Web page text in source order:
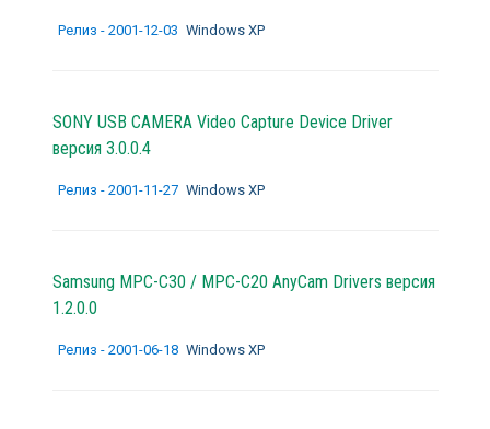
Релиз - 2001-12-03 Windows XP
SONY USB CAMERA Video Capture Device Driver
версия 3.0.0.4
Релиз - 2001-11-27 Windows XP
Samsung MPC-C30 / MPC-C20 AnyCam Drivers версия
1.2.0.0
Релиз - 2001-06-18 Windows XP